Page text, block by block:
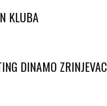
KLUBA
DINAMO ZRINJEVAC